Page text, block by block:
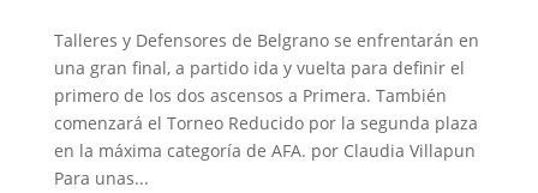
Talleres y Defensores de Belgrano se enfrentarán en
una gran final, a partido ida y vuelta para definir el
primero de los dos ascensos a Primera. También
comenzará el Torneo Reducido por la segunda plaza
en la máxima categoría de AFA. por Claudia Villapun
Para unas...